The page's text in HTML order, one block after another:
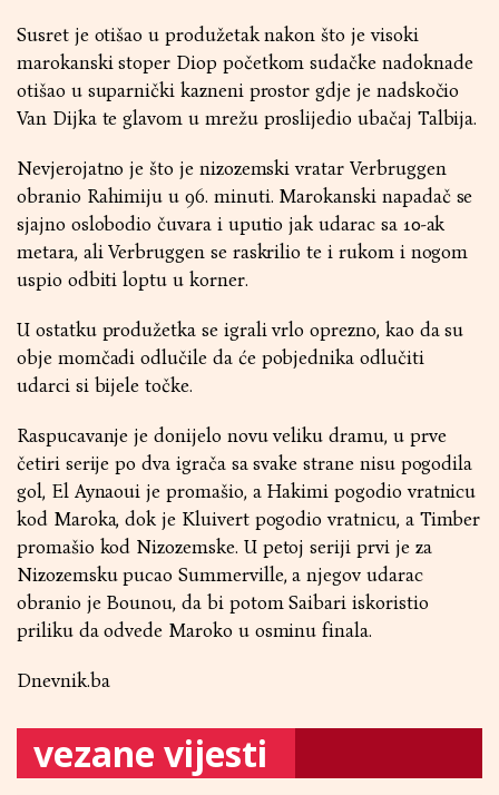
Susret je otišao u produžetak nakon što je visoki
marokanski stoper Diop početkom sudačke nadoknade
otišao u suparnički kazneni prostor gdje je nadskočio
Van Dijka te glavom u mrežu proslijedio ubačaj Talbija.
Nevjerojatno je što je nizozemski vratar Verbruggen
obranio Rahimiju u 96. minuti. Marokanski napadač se
sjajno oslobodio čuvara i uputio jak udarac sa 10-ak
metara, ali Verbruggen se raskrilio te i rukom i nogom
uspio odbiti loptu u korner.
U ostatku produžetka se igrali vrlo oprezno, kao da su
obje momčadi odlučile da će pobjednika odlučiti
udarci si bijele točke.
Raspucavanje je donijelo novu veliku dramu, u prve
četiri serije po dva igrača sa svake strane nisu pogodila
gol, El Aynaoui je promašio, a Hakimi pogodio vratnicu
kod Maroka, dok je Kluivert pogodio vratnicu, a Timber
promašio kod Nizozemske. U petoj seriji prvi je za
Nizozemsku pucao Summerville, a njegov udarac
obranio je Bounou, da bi potom Saibari iskoristio
priliku da odvede Maroko u osminu finala.
Dnevnik.ba
vezane vijesti